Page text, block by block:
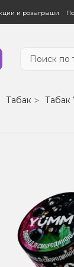
и розыгрыши
Табак Табак